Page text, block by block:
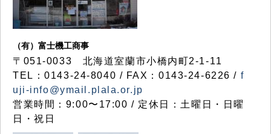
（有）富士機工商事
〒051-0033 北海道室蘭市小橋内町2-1-11
TEL：0143-24-8040 / FAX：0143-24-6226 / f
uji-info@ymail.plala.or.jp
営業時間：9:00〜17:00 / 定休日：土曜日・日曜
日・祝日